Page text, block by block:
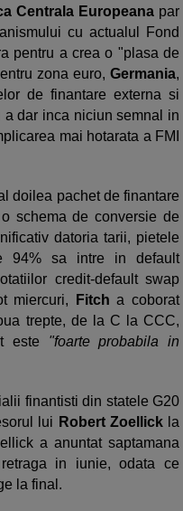
Centrala Europeana par
cu actualul Fond
pentru a crea o "plasa de
zona euro, Germania,
de finantare externa si
dar inca niciun semnal in
mai hotarata a FMI
doilea pachet de finantare
schema de conversie de
datoria tarii, pietele
94% sa intre in default
credit-default swap
miercuri,
Fitch a coborat
trepte, de la C la CCC,
este "foarte probabila in
finantisti din statele G20
lui Robert Zoellickla
a anuntat saptamana
in iunie, odata ce
la final.